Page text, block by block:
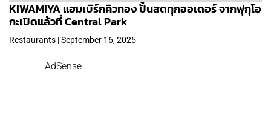
KIWAMIYA แฮมเบิร์กคิวทอง ปั้นสดทุกออเดอร์ จากฟุกุโอ
กะเปิดแล้วที่ Central Park
Restaurants | September 16, 2025
AdSense